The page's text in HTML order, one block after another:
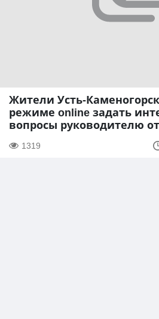
Жители Усть-
режиме online задать
вопросы руководителю
1319